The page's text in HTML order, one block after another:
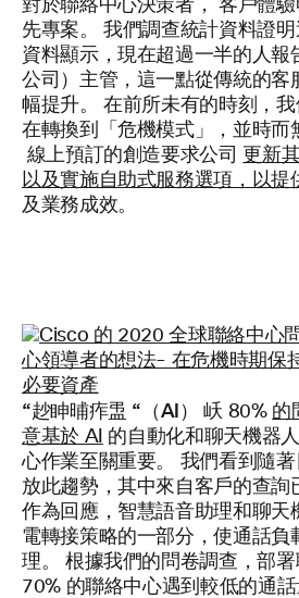
客戶體
先專案。 我們調查統計資料證
資料顯示，現在超過一半的人報
公司）主管，這一點從傳統的客
幅提升。 在前所未有的時刻，
在轉換到「危機模式」，並時而
線上預訂的創造要求公司 更新
以及實施自助式服務選項，以提
及業務成效。
“赻眒晡痄盄 “（AI） 岆 80% 的
意基於 AI 的自動化和聊天機器
心作業至關重要。 我們看到隨
放此趨勢，其中來自客戶的查詢
作為回應，智慧語音助理和聊天
電轉接策略的一部分，使通話負
理。 根據我們的問卷調查，部署
70% 的聯絡中心遇到較低的通